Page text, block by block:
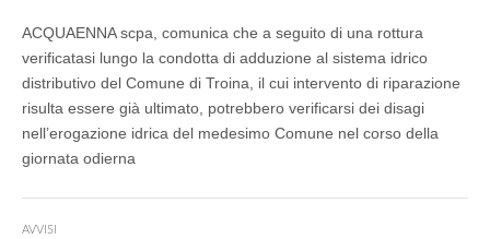
ACQUAENNA scpa, comunica che a seguito di una rottura
verificatasi lungo la condotta di adduzione al sistema idrico
distributivo del Comune di Troina, il cui intervento di riparazione
risulta essere già ultimato, potrebbero verificarsi dei disagi
nell’erogazione idrica del medesimo Comune nel corso della
giornata odierna
AVVISI